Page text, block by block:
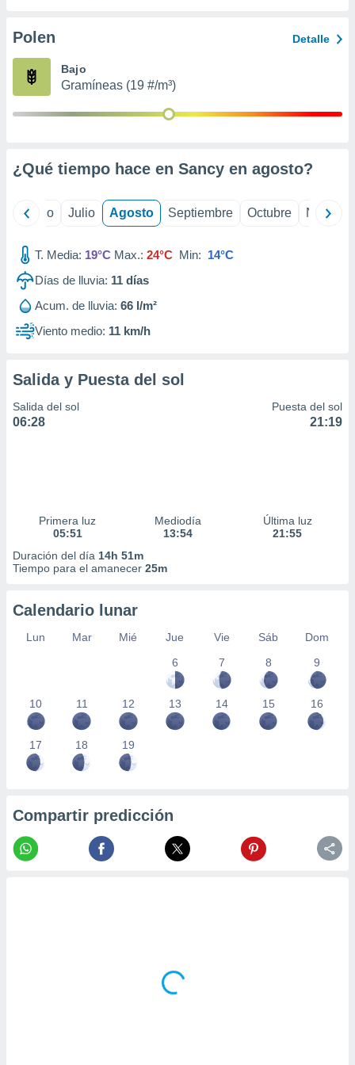
e
mediante
de
Polen Detalle
Bajo
Gramíneas (19 #/m³)
¿Qué tiempo hace en Sancy en agosto?
Junio Julio Agosto Septiembre Octubre
T. Media: 19°C Max.: 24°C Min: 14°C
Días de lluvia: 11 días
Acum. de lluvia: 66 l/m²
Viento medio: 11 km/h
Salida y Puesta del sol
Salida del sol
06:28
Puesta del sol
21:19
Primera luz
05:51
Mediodía
13:54
Última luz
21:55
Duración del día 14h 51m
Tiempo para el amanecer 25m
Calendario lunar
Lun Mar Mié Jue Vie Sáb
Dom
6
7 8 9
10 11 12 13 14 15 16
17 18 19
Compartir predicción